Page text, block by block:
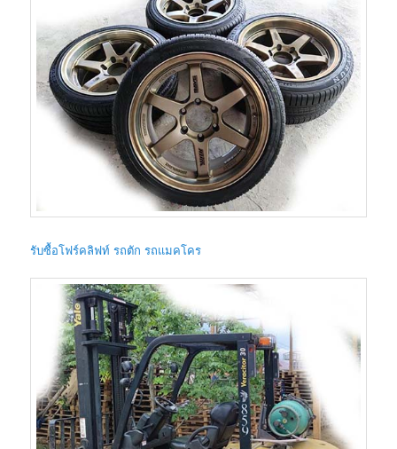
รับซื้อโฟร์คลิฟท์ รถตัก รถแมคโคร